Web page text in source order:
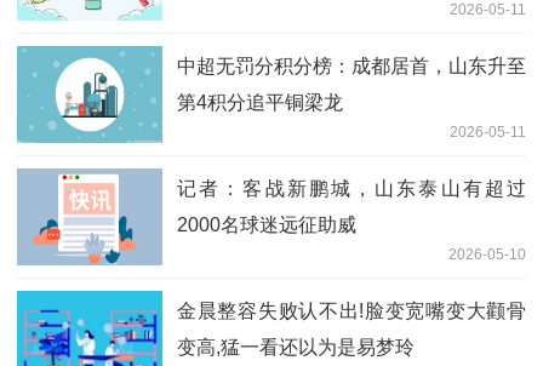
2026-05-11
中超无罚分积分榜：成都居首，山东升至
第4积分追平铜梁龙
2026-05-11
记者：客战新鹏城，山东泰山有超过
2000名球迷远征助威
2026-05-10
金晨整容失败认不出!脸变宽嘴变大颧骨
变高,猛一看还以为是易梦玲